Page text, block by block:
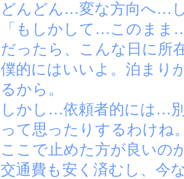
どんどん…変な方向へ…
「もしかして…このま
だったら、こんな日に所
僕的にはいいよ。泊まり
るから。
しかし…依頼者的には…
って思ったりするわけね
ここで止めた方が良いの
交通費も安く済むし、今